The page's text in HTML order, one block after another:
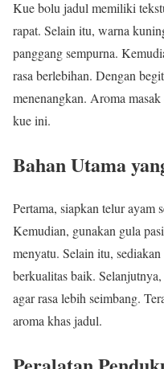
Kue bolu jadul memiliki
rapat. Selain itu, warna
panggang sempurna.
rasa berlebihan. Dengan
menenangkan. Aroma
kue ini.
Bahan Utama
Pertama, siapkan telur ayam
Kemudian, gunakan gula
menyatu. Selain itu,
berkualitas baik.
agar rasa lebih seimbang.
aroma khas jadul.